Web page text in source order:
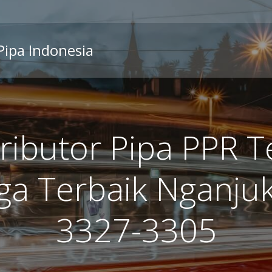
Indonesia
Pipa PPR
Terbaik
3327-3305